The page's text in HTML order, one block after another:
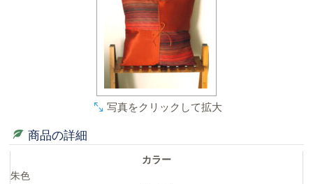
写真をクリックして拡大
商品の詳細
カラー
朱色